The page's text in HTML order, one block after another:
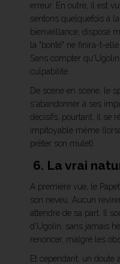
erreur. En outre, il est
sentons quelquefois à
bienveillance, disposé
la "bonté" ne finira-t-
Sans compter
culpabilité.
De scène en scène, le
s'abandonner à ses
décisifs, pourtant, il se
impitoyable même
prêter son mulet).
6. La vrai
A première vue, le
son neveu. Aucun
attendre de sa part. Il
d'Ugolin, sans jamais
renoncer, malgré les
Et cependant, un doute